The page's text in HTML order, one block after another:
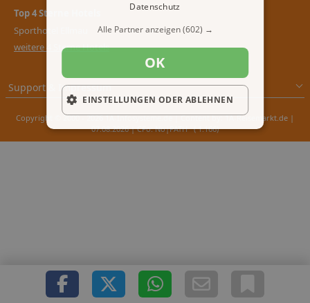
Top 4 Sterne Hotels
Sporthotel Ellmau
weitere 4 Sterne Hotels
Support & Impressum
Copyright © 2000 - 2026 1A-Infosysteme.de | Content by: 1A-Reisemarkt.de |
07.08.2026| CFo: No|PATH ( 1.166)
Datenschutz
Alle Partner anzeigen(602) →
OK
EINSTELLUNGEN ODER ABLEHNEN